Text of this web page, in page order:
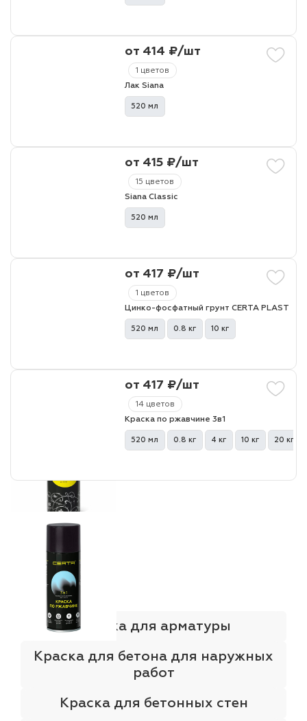
1 цветов
от 414 ₽/шт
Лак Siana
520 мл
15 цветов
от 415 ₽/шт
Siana Classic
520 мл
1 цветов
от 417 ₽/шт
Цинко-фосфатный грунт CERTA PLAST
520 мл 0.8 кг 10 кг
14 цветов
от 417 ₽/шт
Краска по ржавчине 3в1
520 мл 0.8 кг 4 кг 10 кг 20 кг
Краска для арматуры
Краска для бетона для наружных
работ
Краска для бетонных стен